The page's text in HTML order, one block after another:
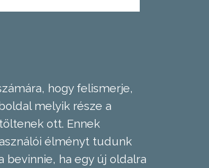
hogy felismerje,
melyik része a
ott. Ennek
élményt tudunk
bevinnie, ha egy új oldalra